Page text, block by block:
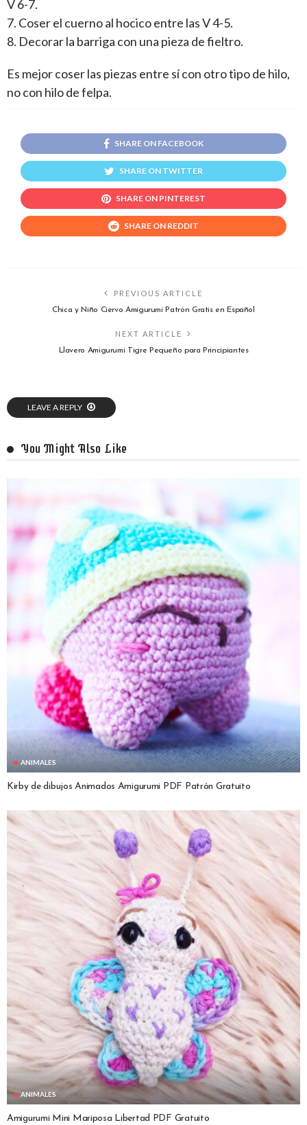
V 6-7.
7. Coser el cuerno al hocico entre las V 4-5.
8. Decorar la barriga con una pieza de fieltro.
Es mejor coser las piezas entre sí con otro tipo de hilo,
no con hilo de felpa.
SHARE ON FACEBOOK
SHARE ON TWITTER
SHARE ON PINTEREST
SHARE ON REDDIT
PREVIOUS ARTICLE
Chica y Niño Ciervo Amigurumi Patrón Gratis en Español
NEXT ARTICLE
Llavero Amigurumi Tigre Pequeño para Principiantes
LEAVE A REPLY
You Might Also Like
ANIMALES
Kirby de dibujos Animados Amigurumi PDF Patrón Gratuito
ANIMALES
Amigurumi Mini Mariposa Libertad PDF Gratuito